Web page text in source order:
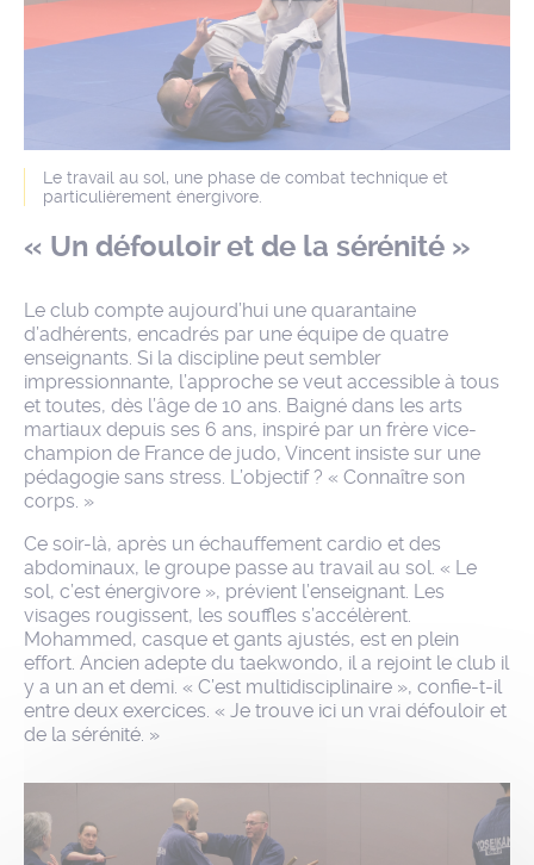
Le travail au sol, une phase de combat technique et
particulièrement énergivore.
« Un défouloir et de la sérénité »
Le club compte aujourd’hui une quarantaine
d’adhérents, encadrés par une équipe de quatre
enseignants. Si la discipline peut sembler
impressionnante, l’approche se veut accessible à tous
et toutes, dès l’âge de 10 ans. Baigné dans les arts
martiaux depuis ses 6 ans, inspiré par un frère vice-
champion de France de judo, Vincent insiste sur une
pédagogie sans stress. L’objectif ? « Connaître son
corps. »
Ce soir-là, après un échauffement cardio et des
abdominaux, le groupe passe au travail au sol. « Le
sol, c’est énergivore », prévient l’enseignant. Les
visages rougissent, les souffles s’accélèrent.
Mohammed, casque et gants ajustés, est en plein
effort. Ancien adepte du taekwondo, il a rejoint le club il
y a un an et demi. « C’est multidisciplinaire », confie-t-il
entre deux exercices. « Je trouve ici un vrai défouloir et
de la sérénité. »